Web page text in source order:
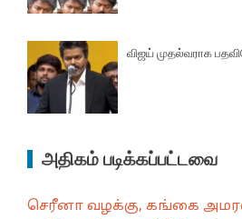
விஜய் முதல்வராக
அதிகம் படிக்கப்பட்டவை
செரீனா வழக்கு, கங்கை